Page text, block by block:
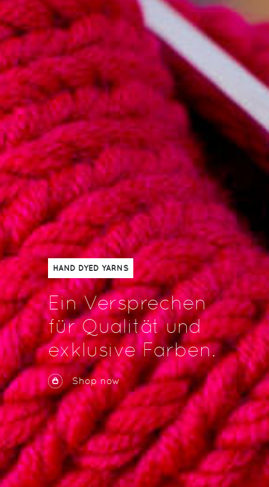
HAND DYED YARNS
Ein Versprechen
für Qualität und
exklusive Farben.
Shop now